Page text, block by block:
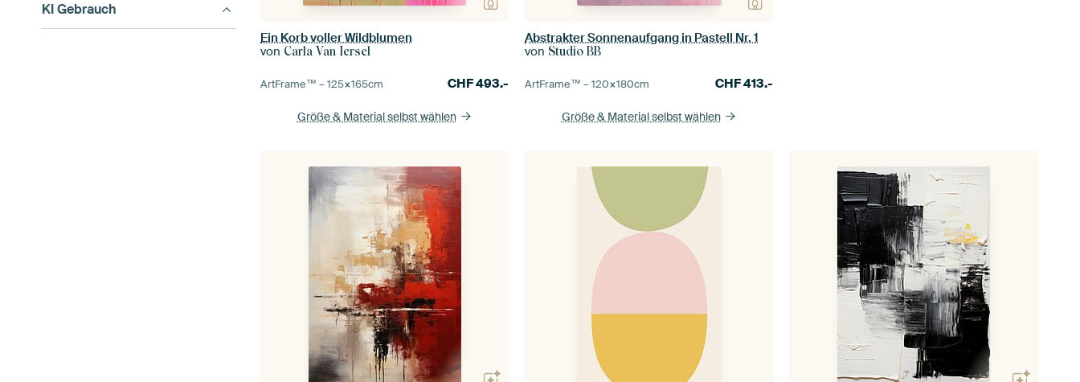
KI Gebrauch
Ein Korb voller Wildblumen
von Carla Van Iersel
ArtFrame™ –125×165cm CHF493.-
Größe & Material selbst wählen
Abstrakter Sonnenaufgang in Pastell Nr. 1
von Studio BB
ArtFrame™ –120×180cm CHF413.-
Größe & Material selbst wählen